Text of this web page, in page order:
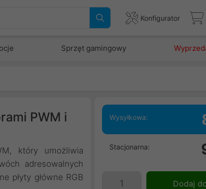
Konfigurator
Sprzęt gamingowy
PWM i
który umożliwia
adresowalnych
płyty główne RGB
Wysyłkowa:
Stacjonarna:
Dodaj